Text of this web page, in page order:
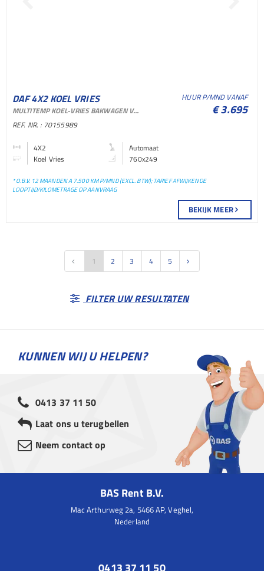
DAF 4X2 KOEL VRIES
BAKWAGEN KOEL VRIES
BAKWAGEN
MULTITEMP KOEL-VRIES BAKWAGEN VOOR VERHUUR EN SHORTLEASE
HUUR P/MND VANAF
€ 3.695
REF. NR. : 70155989
4X2
Automaat
Koel Vries
760x249
* O.B.V. 12 MAANDEN A 7.500 KM P/MND (EXCL. BTW); TARIEF AFWIJKENDE
LOOPTIJD/KILOMETRAGE OP AANVRAAG
BEKIJK MEER
1 2 3 4 5
FILTER UW RESULTATEN
KUNNEN WIJ U HELPEN?
0413 37 11 50
Laat ons u terugbellen
Neem contact op
BAS Rent B.V.
Mac Arthurweg 2a, 5466 AP, Veghel,
Nederland
0413 37 11 50